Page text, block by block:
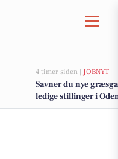
4 timer siden | JOBNYT
Savner du nye
ledige stillinger i